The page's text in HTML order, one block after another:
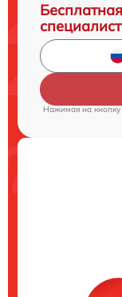
Нажимая на кнопку